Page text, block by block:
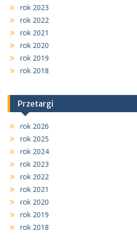
rok 2023
rok 2022
rok 2021
rok 2020
rok 2019
rok 2018
Przetargi
rok 2026
rok 2025
rok 2024
rok 2023
rok 2022
rok 2021
rok 2020
rok 2019
rok 2018